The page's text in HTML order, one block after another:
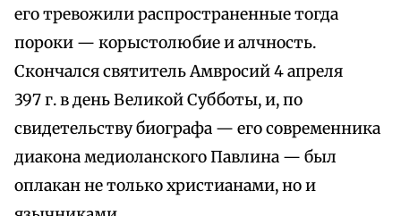
его тревожили распространенные тогда
пороки — корыстолюбие и алчность.
Скончался святитель Амвросий 4 апреля
397 г. в день Великой Субботы, и, по
свидетельству биографа — его современника
диакона медиоланского Павлина — был
оплакан не только христианами, но и